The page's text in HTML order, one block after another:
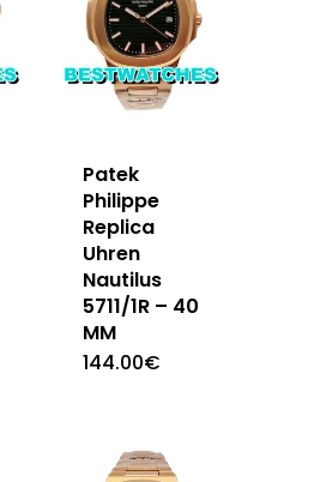
Patek
Philippe
Replica
Uhren
Nautilus
5711/1R – 40
MM
144.00€